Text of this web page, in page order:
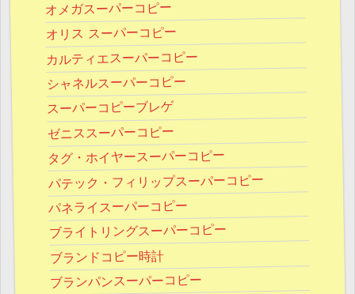
オメガスーパーコピー
オリス スーパーコピー
カルティエスーパーコピー
シャネルスーパーコピー
スーパーコピーブレゲ
ゼニススーパーコピー
タグ・ホイヤースーパーコピー
パテック・フィリップスーパーコピー
パネライスーパーコピー
ブライトリングスーパーコピー
ブランドコピー時計
ブランパンスーパーコピー